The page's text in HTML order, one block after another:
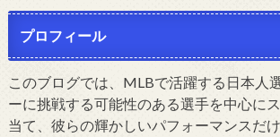
プロフィール
このブログでは、MLBで活躍する日本人
ーに挑戦する可能性のある選手を中心に
当て、彼らの輝かしいパフォーマンスだ